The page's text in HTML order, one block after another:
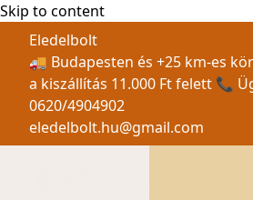
Skip to content
Eledelbolt
🚚 Budapesten és +25 km-es
a kiszállítás 11.000 Ft felett 📞
0620/4904902
eledelbolt.hu@gmail.com